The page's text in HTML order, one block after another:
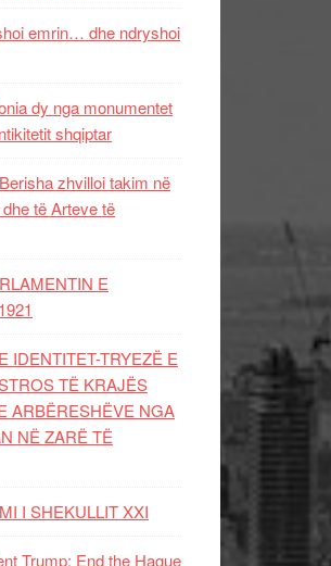
emrin… dhe ndryshoi
dy nga monumentet
shqiptar
zhvilloi takim në
të Arteve të
E
IDENTITET-TRYEZË E
TË KRAJËS
ARBËRESHËVE NGA
NË ZARË TË
I SHEKULLIT XXI
Trump: End the Hague